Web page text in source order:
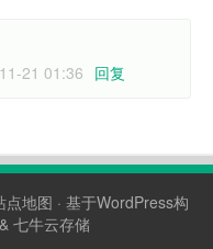
21 01:36 回复
点地图 · 基于WordPress构
& 七牛云存储